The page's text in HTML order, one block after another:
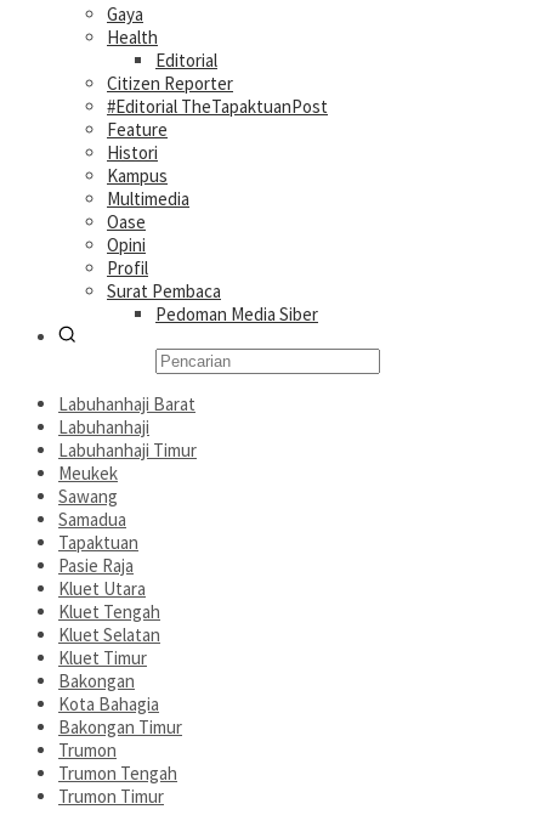
Gaya
Health
Editorial
Citizen Reporter
#Editorial TheTapaktuanPost
Feature
Histori
Kampus
Multimedia
Oase
Opini
Profil
Surat Pembaca
Pedoman Media Siber
Labuhanhaji Barat
Labuhanhaji
Labuhanhaji Timur
Meukek
Sawang
Samadua
Tapaktuan
Pasie Raja
Kluet Utara
Kluet Tengah
Kluet Selatan
Kluet Timur
Bakongan
Kota Bahagia
Bakongan Timur
Trumon
Trumon Tengah
Trumon Timur